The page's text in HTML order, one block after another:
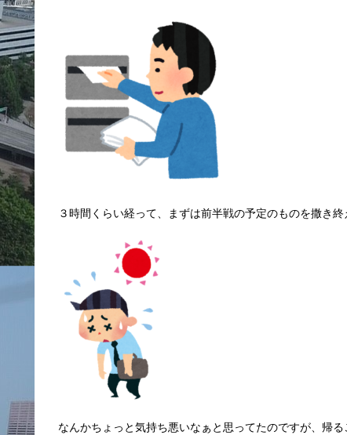
３時間くらい経って、まずは前半戦の予定のものを撒き終
なんかちょっと気持ち悪いなぁと思ってたのですが、帰る